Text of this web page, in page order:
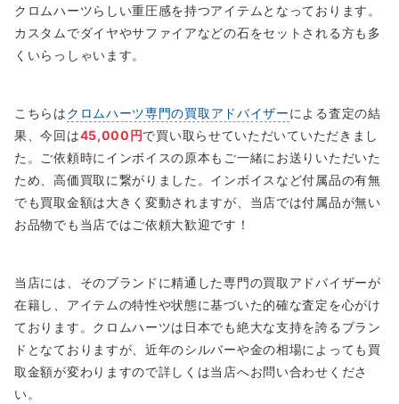
クロムハーツらしい重圧感を持つアイテムとなっております。
カスタムでダイヤやサファイアなどの石をセットされる方も多
くいらっしゃいます。
こちらはクロムハーツ専門の買取アドバイザーによる査定の結
果、今回は45,000円で買い取らせていただいていただきまし
た。ご依頼時にインボイスの原本もご一緒にお送りいただいた
ため、高価買取に繋がりました。インボイスなど付属品の有無
でも買取金額は大きく変動されますが、当店では付属品が無い
お品物でも当店ではご依頼大歓迎です！
当店には、そのブランドに精通した専門の買取アドバイザーが
在籍し、アイテムの特性や状態に基づいた的確な査定を心がけ
ております。クロムハーツは日本でも絶大な支持を誇るブラン
ドとなておりますが、近年のシルバーや金の相場によっても買
取金額が変わりますので詳しくは当店へお問い合わせくださ
い。